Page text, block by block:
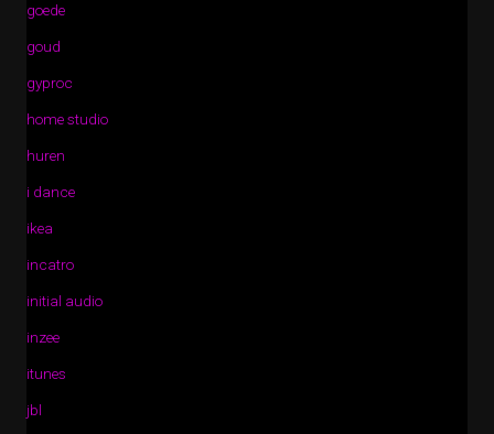
goede
goud
gyproc
home studio
huren
i dance
ikea
incatro
initial audio
inzee
itunes
jbl